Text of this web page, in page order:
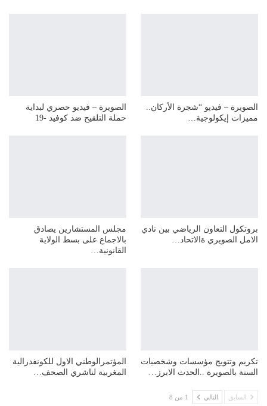
الصويرة – فيديو “شجرة الأركان..
مميزات إيكولوجية…
الصويرة – فيديو حصري لبداية
حملة التلقيح ضد كوفيد -19
بروتكول التعاون الرياضي بين نادي
الامل الصويري ةالاتحاد…
مجلس المستشارين يصادق
بالاجماع على بسط الولاية
القانونية…
تكريم وتتويج مؤسسات وشخصيات
السنة بالصويرة ..الحدث الابرز…
المؤتمرالوطني الاول للكونفدرالية
المغربية لناشري الصحف…
السابق التالي 1 من 8